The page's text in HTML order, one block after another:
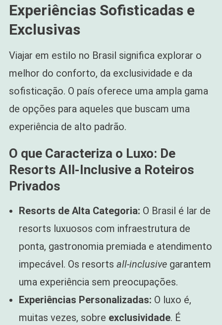
Experiências Sofisticadas e
Exclusivas
Viajar em estilo no Brasil significa explorar o
melhor do conforto, da exclusividade e da
sofisticação. O país oferece uma ampla gama
de opções para aqueles que buscam uma
experiência de alto padrão.
O que Caracteriza o Luxo: De
Resorts All-Inclusive a Roteiros
Privados
Resorts de Alta Categoria: O Brasil é lar de
resorts luxuosos com infraestrutura de
ponta, gastronomia premiada e atendimento
impecável. Os resorts all-inclusivegarantem
uma experiência sem preocupações.
Experiências Personalizadas: O luxo é,
muitas vezes, sobre exclusividade. É